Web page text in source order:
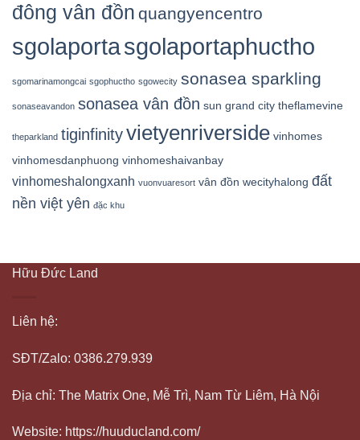
đông vân đồn quangyencentro
sgolaportasgolaportaphuctho
sgomarinamongcai sgophuctho sgowecity sonasea sparkling
sonaseavandon sonasea vân đồn sun grand city theflamevine
theparkland tiginfinityvietyenriverside vinhomes
vinhomesdanphuong vinhomeshaivanbay
vinhomeshalongxanh vuonvuaresort vân đồn wecityhalong đất
nền việt yên đặc khu
Hữu Đức Land
Liên hệ:
SĐT/Zalo: 0386.279.939
Địa chỉ: The Matrix One, Mễ Trì, Nam Từ Liêm, Hà Nội
Website: https://huuducland.com/